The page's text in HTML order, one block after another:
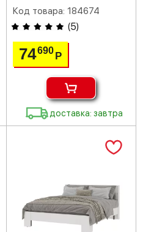
Код товара: 184674
(5)
74690 Р
доставка: завтра